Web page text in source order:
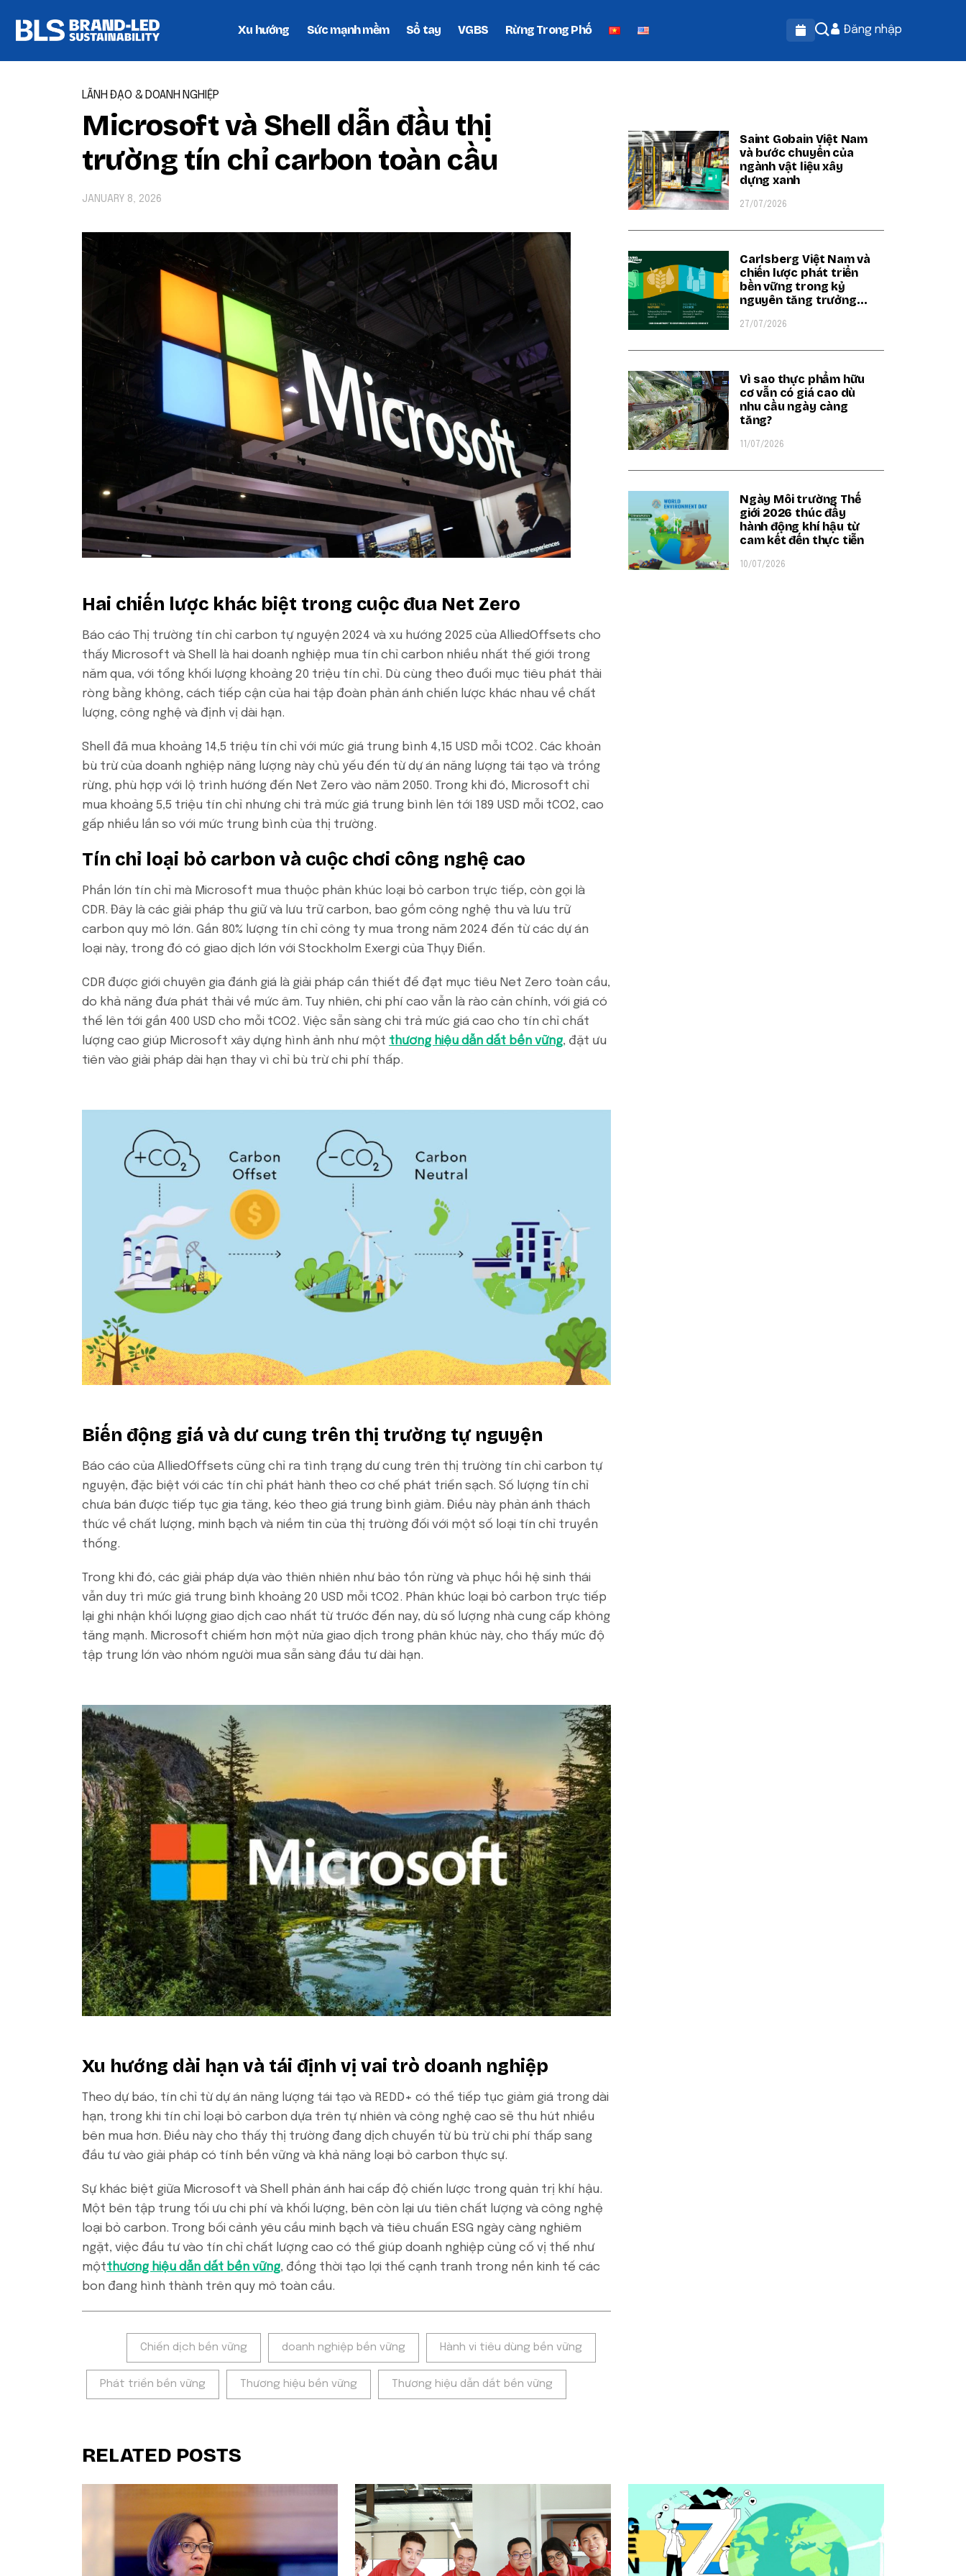
Xu hướng Sức mạnh mềm Sổ tay VGBS Rừng Trong Phố Đăng nhập
LÃNH ĐẠO & DOANH NGHIỆP
Microsoft và Shell dẫn đầu thị
trường tín chỉ carbon toàn cầu
JANUARY 8, 2026
Hai chiến lược khác biệt trong cuộc đua Net Zero
Báo cáo Thị trường tín chỉ carbon tự nguyện 2024 và xu hướng 2025 của AlliedOffsets cho
thấy Microsoft và Shell là hai doanh nghiệp mua tín chỉ carbon nhiều nhất thế giới trong
năm qua, với tổng khối lượng khoảng 20 triệu tín chỉ. Dù cùng theo đuổi mục tiêu phát thải
ròng bằng không, cách tiếp cận của hai tập đoàn phản ánh chiến lược khác nhau về chất
lượng, công nghệ và định vị dài hạn.
Shell đã mua khoảng 14,5 triệu tín chỉ với mức giá trung bình 4,15 USD mỗi tCO2. Các khoản
bù trừ của doanh nghiệp năng lượng này chủ yếu đến từ dự án năng lượng tái tạo và trồng
rừng, phù hợp với lộ trình hướng đến Net Zero vào năm 2050. Trong khi đó, Microsoft chỉ
mua khoảng 5,5 triệu tín chỉ nhưng chi trả mức giá trung bình lên tới 189 USD mỗi tCO2, cao
gấp nhiều lần so với mức trung bình của thị trường.
Tín chỉ loại bỏ carbon và cuộc chơi công nghệ cao
Phần lớn tín chỉ mà Microsoft mua thuộc phân khúc loại bỏ carbon trực tiếp, còn gọi là
CDR. Đây là các giải pháp thu giữ và lưu trữ carbon, bao gồm công nghệ thu và lưu trữ
carbon quy mô lớn. Gần 80% lượng tín chỉ công ty mua trong năm 2024 đến từ các dự án
loại này, trong đó có giao dịch lớn với Stockholm Exergi của Thụy Điển.
CDR được giới chuyên gia đánh giá là giải pháp cần thiết để đạt mục tiêu Net Zero toàn cầu,
do khả năng đưa phát thải về mức âm. Tuy nhiên, chi phí cao vẫn là rào cản chính, với giá có
thể lên tới gần 400 USD cho mỗi tCO2. Việc sẵn sàng chi trả mức giá cao cho tín chỉ chất
lượng cao giúp Microsoft xây dựng hình ảnh như một thương hiệu dẫn dắt bền vững, đặt ưu
tiên vào giải pháp dài hạn thay vì chỉ bù trừ chi phí thấp.
Biến động giá và dư cung trên thị trường tự nguyện
Báo cáo của AlliedOffsets cũng chỉ ra tình trạng dư cung trên thị trường tín chỉ carbon tự
nguyện, đặc biệt với các tín chỉ phát hành theo cơ chế phát triển sạch. Số lượng tín chỉ
chưa bán được tiếp tục gia tăng, kéo theo giá trung bình giảm. Điều này phản ánh thách
thức về chất lượng, minh bạch và niềm tin của thị trường đối với một số loại tín chỉ truyền
thống.
Trong khi đó, các giải pháp dựa vào thiên nhiên như bảo tồn rừng và phục hồi hệ sinh thái
vẫn duy trì mức giá trung bình khoảng 20 USD mỗi tCO2. Phân khúc loại bỏ carbon trực tiếp
lại ghi nhận khối lượng giao dịch cao nhất từ trước đến nay, dù số lượng nhà cung cấp không
tăng mạnh. Microsoft chiếm hơn một nửa giao dịch trong phân khúc này, cho thấy mức độ
tập trung lớn vào nhóm người mua sẵn sàng đầu tư dài hạn.
Xu hướng dài hạn và tái định vị vai trò doanh nghiệp
Theo dự báo, tín chỉ từ dự án năng lượng tái tạo và REDD+ có thể tiếp tục giảm giá trong dài
hạn, trong khi tín chỉ loại bỏ carbon dựa trên tự nhiên và công nghệ cao sẽ thu hút nhiều
bên mua hơn. Điều này cho thấy thị trường đang dịch chuyển từ bù trừ chi phí thấp sang
đầu tư vào giải pháp có tính bền vững và khả năng loại bỏ carbon thực sự.
Sự khác biệt giữa Microsoft và Shell phản ánh hai cấp độ chiến lược trong quản trị khí hậu.
Một bên tập trung tối ưu chi phí và khối lượng, bên còn lại ưu tiên chất lượng và công nghệ
loại bỏ carbon. Trong bối cảnh yêu cầu minh bạch và tiêu chuẩn ESG ngày càng nghiêm
ngặt, việc đầu tư vào tín chỉ chất lượng cao có thể giúp doanh nghiệp củng cố vị thế như
mộtthương hiệu dẫn dắt bền vững, đồng thời tạo lợi thế cạnh tranh trong nền kinh tế các
bon đang hình thành trên quy mô toàn cầu.
Chiến dịch bền vững doanh nghiệp bền vững Hành vi tiêu dùng bền vững
Phát triển bền vững Thương hiệu bền vững Thương hiệu dẫn dắt bền vững
Saint Gobain Việt Nam
và bước chuyển của
ngành vật liệu xây
dựng xanh
27/07/2026
Carlsberg Việt Nam và
chiến lược phát triển
bền vững trong kỷ
nguyên tăng trưởng
27/07/2026
Vì sao thực phẩm hữu
cơ vẫn có giá cao dù
nhu cầu ngày càng
tăng?
11/07/2026
Ngày Môi trường Thế
giới 2026 thúc đẩy
hành động khí hậu từ
cam kết đến thực tiễn
10/07/2026
RELATED POSTS